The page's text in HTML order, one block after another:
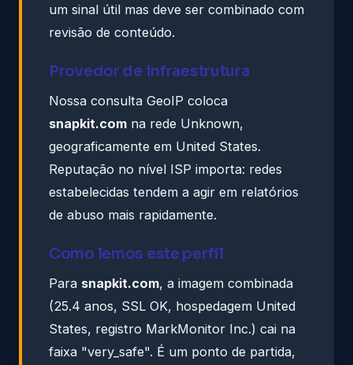
um sinal útil mas deve ser combinado com
revisão de conteúdo.
Provedor de infraestrutura
Nossa consulta GeoIP coloca
snapkit.com na rede Unknown,
geograficamente em United States.
Reputação no nível ISP importa: redes
estabelecidas tendem a agir em relatórios
de abuso mais rapidamente.
Como lemos este perfil
Para snapkit.com, a imagem combinada
(25.4 anos, SSL OK, hospedagem United
States, registro MarkMonitor Inc.) cai na
faixa "very_safe". É um ponto de partida,